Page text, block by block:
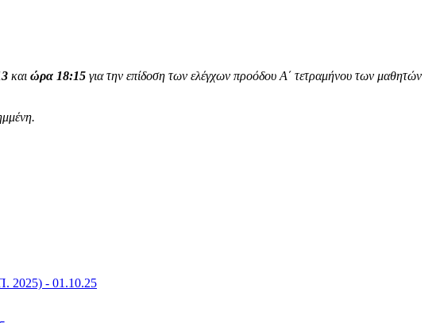
και ώρα 18:15 για την επίδοση των ελέγχων προόδου Α΄ τετραμήνου των μαθητών
2025) - 01.10.25